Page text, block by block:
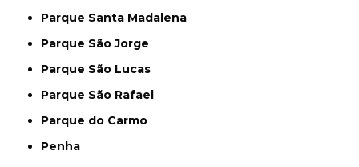
Parque Santa Madalena
Parque São Jorge
Parque São Lucas
Parque São Rafael
Parque do Carmo
Penha